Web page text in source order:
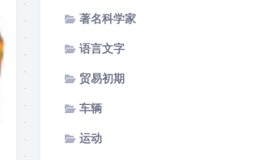
著名科学家
语言文字
贸易初期
车辆
运动